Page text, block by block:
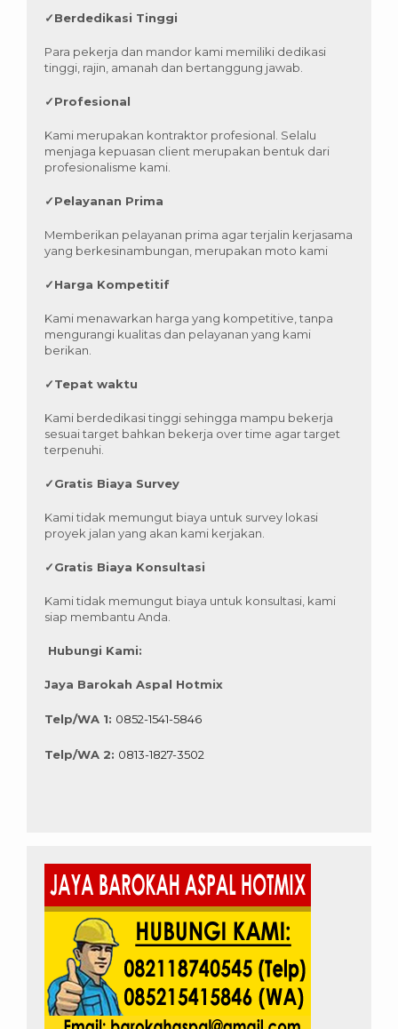
✓Berdedikasi Tinggi
Para pekerja dan mandor kami memiliki dedikasi
tinggi, rajin, amanah dan bertanggung jawab.
✓Profesional
Kami merupakan kontraktor profesional. Selalu
menjaga kepuasan client merupakan bentuk dari
profesionalisme kami.
✓Pelayanan Prima
Memberikan pelayanan prima agar terjalin kerjasama
yang berkesinambungan, merupakan moto kami
✓Harga Kompetitif
Kami menawarkan harga yang kompetitive, tanpa
mengurangi kualitas dan pelayanan yang kami
berikan.
✓Tepat waktu
Kami berdedikasi tinggi sehingga mampu bekerja
sesuai target bahkan bekerja over time agar target
terpenuhi.
✓Gratis Biaya Survey
Kami tidak memungut biaya untuk survey lokasi
proyek jalan yang akan kami kerjakan.
✓Gratis Biaya Konsultasi
Kami tidak memungut biaya untuk konsultasi, kami
siap membantu Anda.
Hubungi Kami:
Jaya Barokah Aspal Hotmix
Telp/WA 1: 0852-1541-5846
Telp/WA 2: 0813-1827-3502